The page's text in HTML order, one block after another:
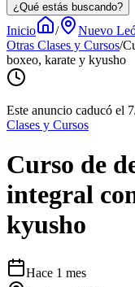
¿Qué estás buscando?
Inicio / Nuevo
Otras Clases y Cursos/
boxeo, karate y kyusho
Este anuncio caducó el
Clases y Cursos
Curso de
integral
kyusho
Hace 1 mes